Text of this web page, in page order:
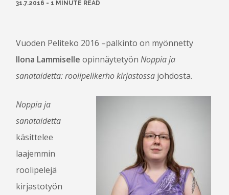
KULTAINEN LOHIKÄÄRME JA VUODEN PELITEKO -
PIENI ROOLIPELISANASTO
OHJELMA
OHJELMAOPAS 2016
OHJELMA
PELIT
CROSSGAMES
KOKEMUSPISTE
31.7.2016 - 1 MINUTE READ
Vuoden Peliteko 2016 –palkinto on myönnetty
Ilona Lammiselle opinnäytetyön Noppia ja
sanataidetta: roolipelikerho kirjastossa johdosta.
Noppia ja
sanataidetta
käsittelee
laajemmin
roolipelejä
kirjastotyön